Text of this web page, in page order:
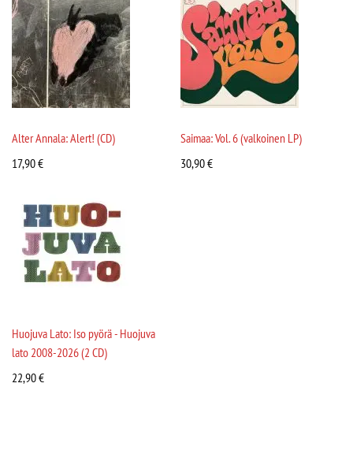
Alter Annala: Alert! (CD)
17,90€
Saimaa: Vol. 6 (valkoinen LP)
30,90€
Huojuva Lato: Iso pyörä - Huojuva
lato 2008-2026 (2 CD)
22,90€